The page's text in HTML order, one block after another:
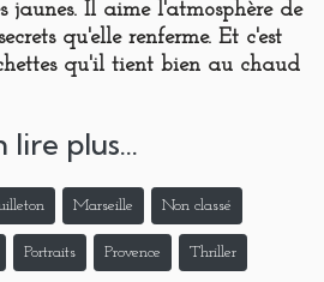
jaunes. Il aime l'atmosphère de
qu'elle renferme. Et c'est
qu'il tient bien au chaud
lire plus...
Marseille Non classé
Portraits Provence Thriller